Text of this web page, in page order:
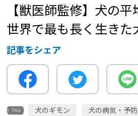
【獣医師監修】犬の
世界で最も長く生きた
記事をシェア
犬のギモン 犬の病気・予防